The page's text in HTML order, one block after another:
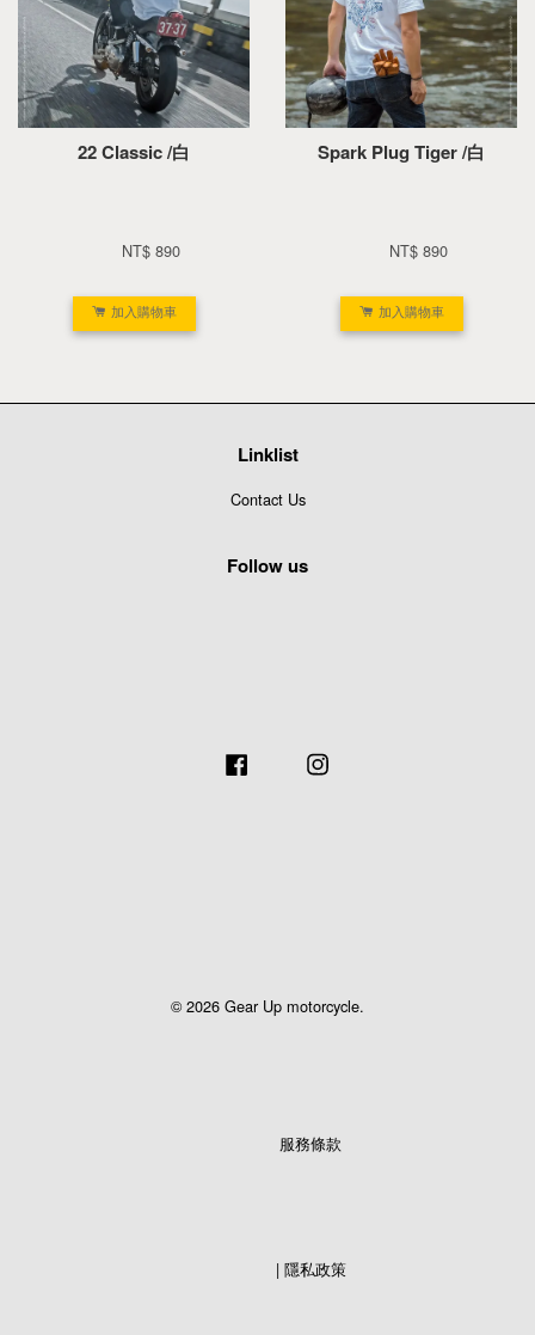
22 Classic /白
NT$ 890
加入購物車
Spark Plug Tiger /白
NT$ 890
加入購物車
Linklist
Contact Us
Follow us
© 2026 Gear Up motorcycle.
服務條款
                  |
隱私政策